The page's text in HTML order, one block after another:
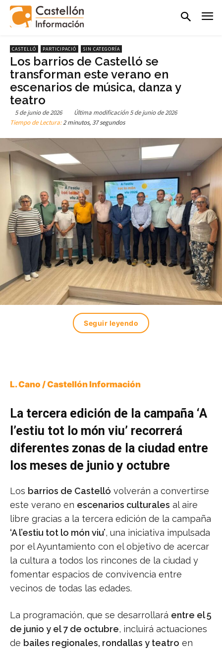
CASTELLÓ PARTICIPACIÓ SIN CATEGORÍA
Los barrios de Castelló se
transforman este verano en
escenarios de música, danza y
teatro
5 de junio de 2026 Última modificación 5 de junio de 2026
Tiempo de Lectura:2 minutos, 37 segundos
Seguir leyendo
L. Cano / Castellón Información
La tercera edición de la campaña ‘A
l’estiu tot lo món viu’ recorrerá
diferentes zonas de la ciudad entre
los meses de junio y octubre
Los barrios de Castelló volverán a convertirse
este verano en escenarios culturales al aire
libre gracias a la tercera edición de la campaña
‘A l’estiu tot lo món viu’, una iniciativa impulsada
por el Ayuntamiento con el objetivo de acercar
la cultura a todos los rincones de la ciudad y
fomentar espacios de convivencia entre
vecinos de todas las edades.
La programación, que se desarrollará entre el 5
de junio y el 7 de octubre, incluirá actuaciones
de bailes regionales, rondallas y teatro en